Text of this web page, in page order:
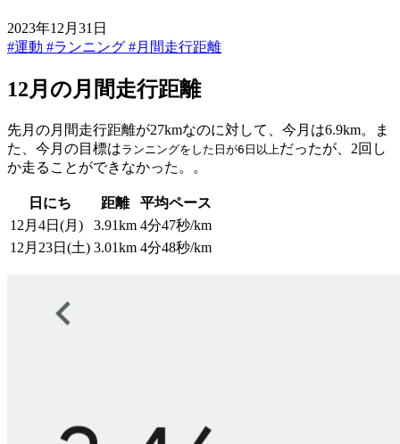
2023年12月31日
#運動 #ランニング #月間走行距離
12月の月間走行距離
先月の月間走行距離が27kmなのに対して、今月は6.9km。ま
た、今月の目標はランニングをした日が6日以上だったが、2回し
か走ることができなかった。。
日にち 距離
平均ペース
12月4日(月)
3.91km 4分47秒/km
12月23日(土) 3.01km 4分48秒/km